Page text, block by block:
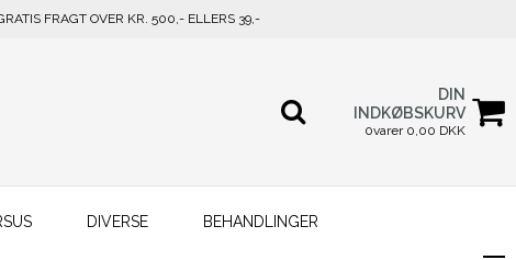
FRAGT OVER KR. 500,- ELLERS 39,-
DIN
INDKØBSKURV
0varer 0,00 DKK
DIVERSE BEHANDLINGER